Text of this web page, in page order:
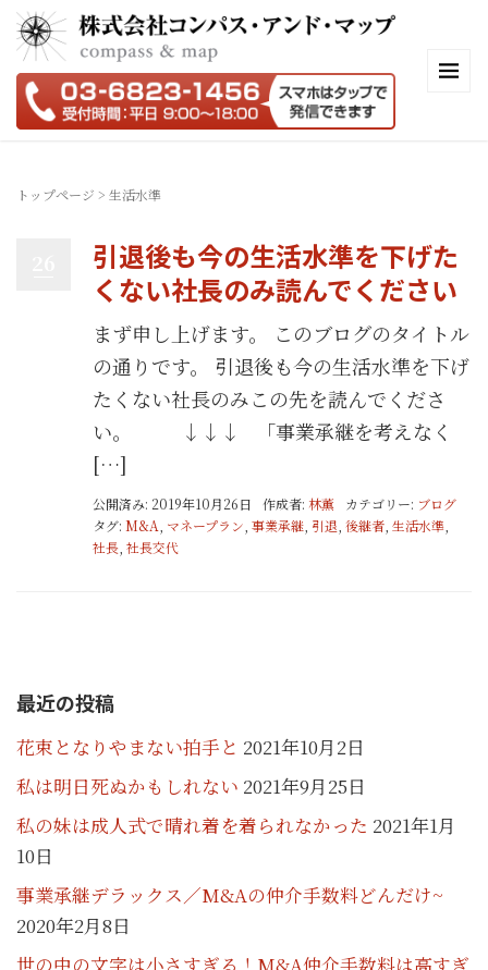
トップページ > 生活水準
引退後も今の生活水準を下げた
くない社長のみ読んでください
まず申し上げます。 このブログのタイトル
の通りです。 引退後も今の生活水準を下げ
たくない社長のみこの先を読んでくださ
い。 ↓↓↓ 「事業承継を考えなく
[…]
公開済み: 2019年10月26日 作成者: 林薫 カテゴリー: ブログ
タグ: M&A マネープラン 事業承継 引退 後継者 生活水準
社長 社長交代
最近の投稿
花束となりやまない拍手と 2021年10月2日
私は明日死ぬかもしれない 2021年9月25日
私の妹は成人式で晴れ着を着られなかった 2021年1月
10日
事業承継デラックス／M&Aの仲介手数料どんだけ~
2020年2月8日
世の中の文字は小さすぎる！M&A仲介手数料は高すぎ